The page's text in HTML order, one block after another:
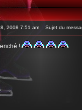
2008 7:51 am Sujet du
!